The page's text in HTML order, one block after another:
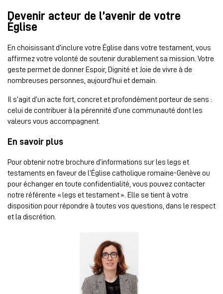
Devenir acteur de l’avenir de votre
Église
En choisissant d’inclure votre Église dans votre testament, vous
affirmez votre volonté de soutenir durablement sa mission. Votre
geste permet de donner Espoir, Dignité et Joie de vivre à de
nombreuses personnes, aujourd’hui et demain.
Il s’agit d’un acte fort, concret et profondément porteur de sens :
celui de contribuer à la pérennité d’une communauté dont les
valeurs vous accompagnent.
En savoir plus
Pour obtenir notre brochure d’informations sur les legs et
testaments en faveur de l’Église catholique romaine-Genève ou
pour échanger en toute confidentialité, vous pouvez contacter
notre référente « legs et testament ». Elle se tient à votre
disposition pour répondre à toutes vos questions, dans le respect
et la discrétion.